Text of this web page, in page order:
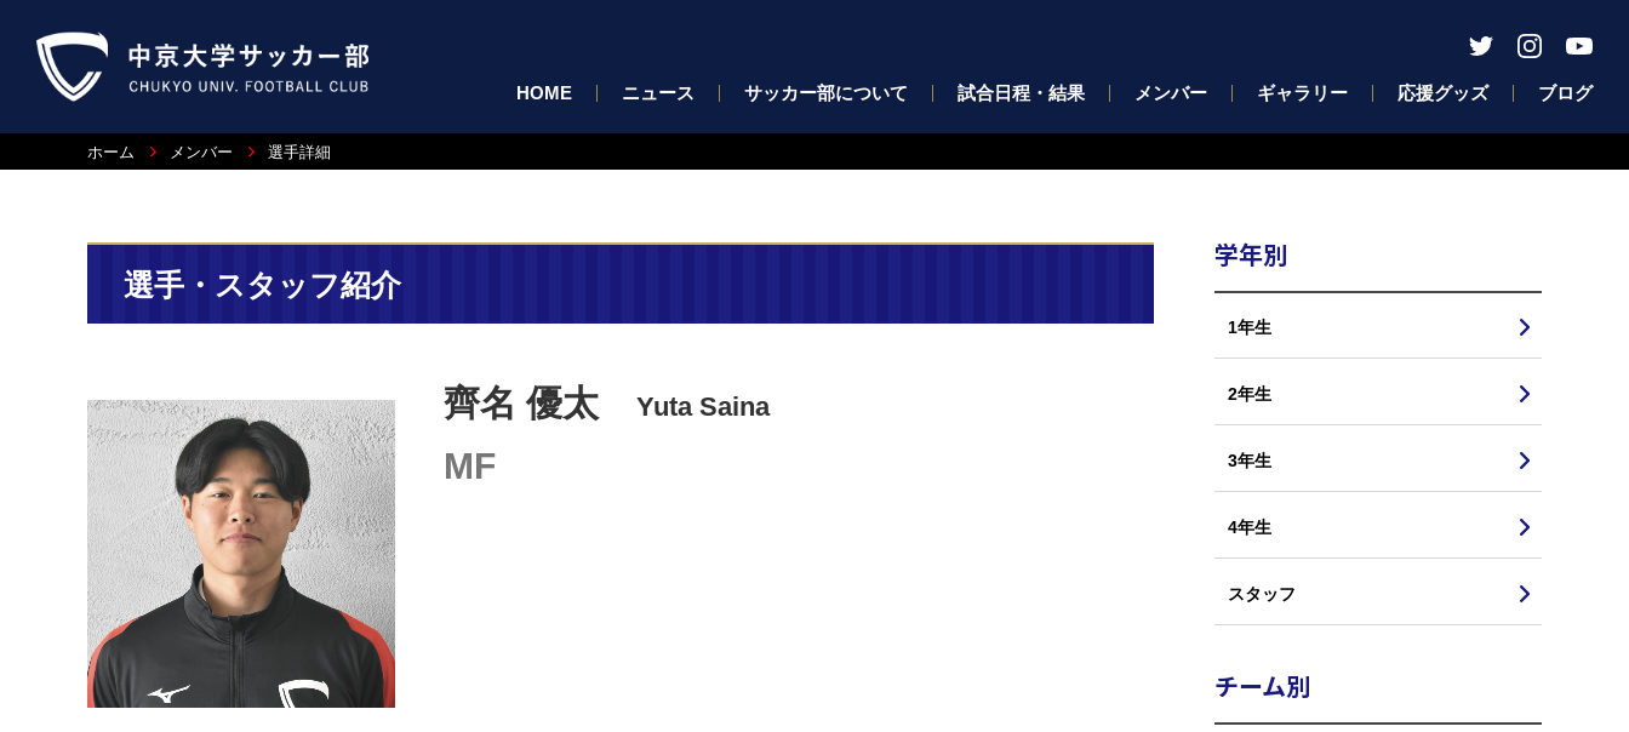
HOME ニュース サッカー部について 試合日程・結果 メンバー ギャラリー 応援グッズ ブログ
ホーム メンバー 選手詳細
選手・スタッフ紹介
齊名 優太 Yuta Saina
MF
学年別
1年生
2年生
3年生
4年生
スタッフ
チーム別